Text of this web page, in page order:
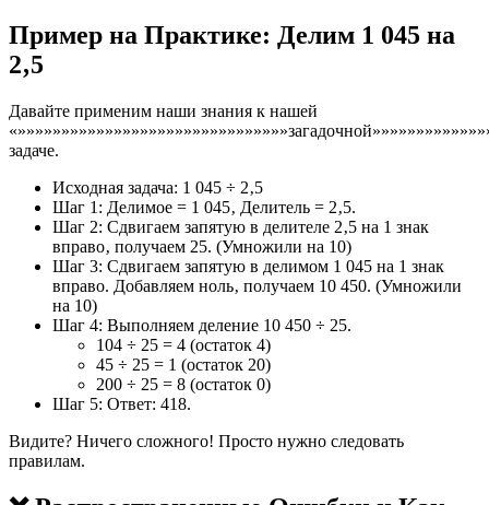
Пример на Практике: Делим 1 045 на
2‚5
Давайте применим наши знания к нашей
задаче.
Исходная задача: 1 045 ÷ 2‚5
Шаг 1: Делимое = 1 045‚ Делитель = 2‚5.
Шаг 2: Сдвигаем запятую в делителе 2‚5 на 1 знак
вправо‚ получаем 25. (Умножили на 10)
Шаг 3: Сдвигаем запятую в делимом 1 045 на 1 знак
вправо. Добавляем ноль‚ получаем 10 450. (Умножили
на 10)
Шаг 4: Выполняем деление 10 450 ÷ 25.
104 ÷ 25 = 4 (остаток 4)
45 ÷ 25 = 1 (остаток 20)
200 ÷ 25 = 8 (остаток 0)
Шаг 5: Ответ: 418.
Видите? Ничего сложного! Просто нужно следовать
правилам.